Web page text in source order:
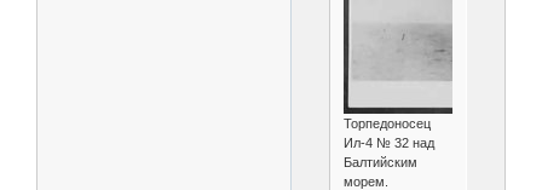
Торпедоносец
Ил-4 № 32 над
Балтийским
морем.